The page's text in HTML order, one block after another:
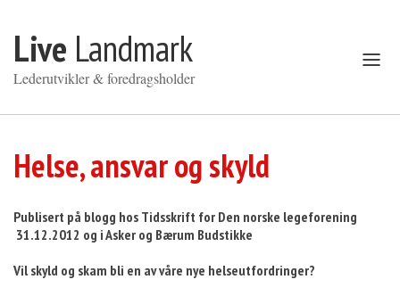
Live Landmark
Lederutvikler & foredragsholder
Åpne
meny
Helse, ansvar og skyld
Publisert på blogg hos Tidsskrift for Den norske legeforening
31.12.2012 og i Asker og Bærum Budstikke
Vil skyld og skam bli en av våre nye helseutfordringer?